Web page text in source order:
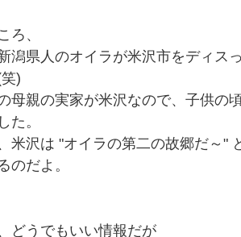
ろ、
潟県人のオイラが米沢市をディス
)
母親の実家が米沢なので、子供の
た。
米沢は "オイラの第二の故郷だ～"
のだよ。
どうでもいい情報だが